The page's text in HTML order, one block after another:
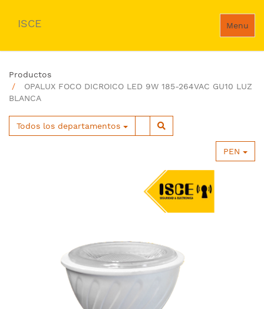
Menu
ISCE
Productos
OPALUX FOCO DICROICO LED 9W 185-264VAC GU10 LUZ
BLANCA
Todos los departamentos
PEN